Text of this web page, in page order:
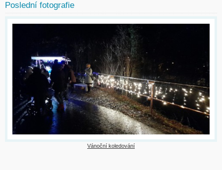
Poslední fotografie
Vánoční koledování